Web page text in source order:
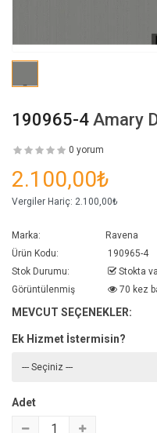
190965-4 Amary
0 yorum
2.100,00₺
Vergiler Hariç: 2.100,00₺
Marka:
Ravena
Ürün Kodu:
190965-4
Stok Durumu:
Stokta
Görüntülenmiş
70 kez
MEVCUT SEÇENEKLER:
Ek Hizmet İstermisin?
Adet